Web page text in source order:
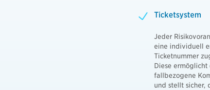
Ticketsystem
Jeder
eine individuell
Ticketnummer
Diese ermöglicht
fallbezogene
und stellt sicher,